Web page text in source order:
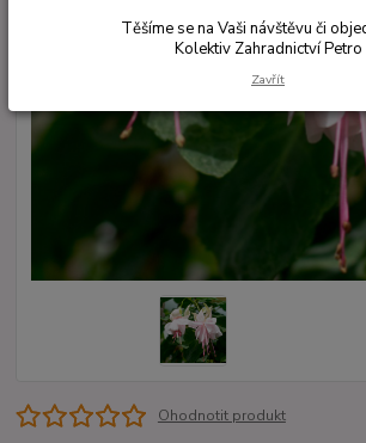
Ohodnotit produkt
Těšíme se na Vaši návštěvu či
Kolektiv Zahradnictví Petro
Zavřít